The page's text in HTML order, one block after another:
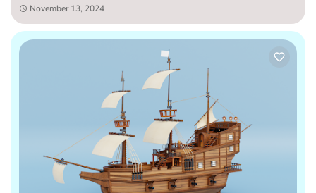
November 13, 2024